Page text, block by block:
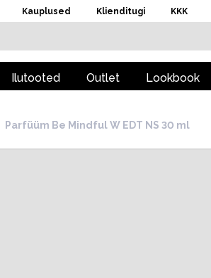
Kauplused Klienditugi KKK
Ilutooted Outlet Lookbook
Parfüüm Be Mindful W EDT NS 30 ml